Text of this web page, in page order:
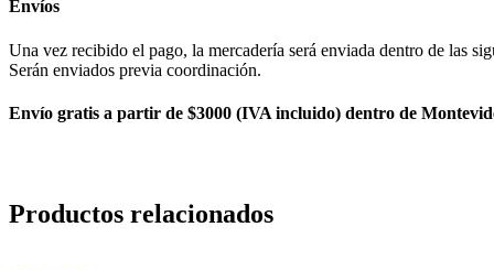
Envíos
Una vez recibido el pago, la mercadería será enviada dentro de las
Serán enviados previa coordinación.
Envío gratis a partir de $3000 (IVA incluido) dentro de
Productos relacionados